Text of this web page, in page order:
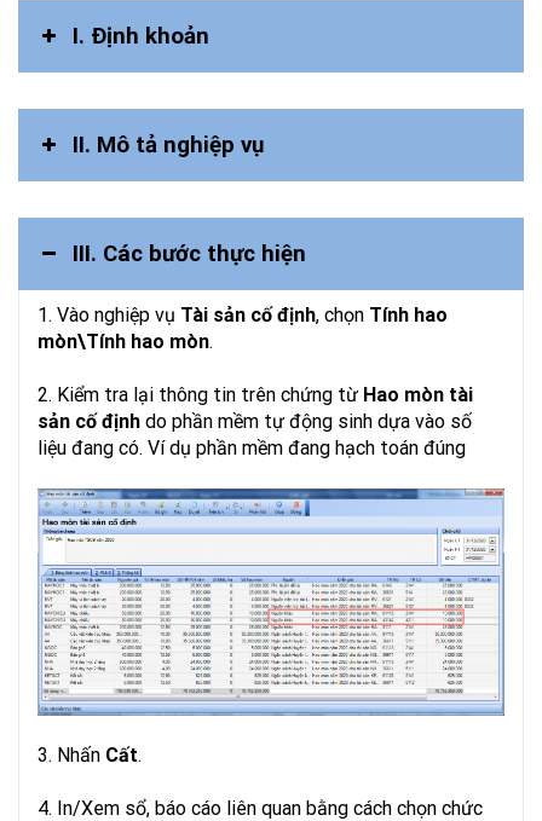
I. Ðịnh khoản
II. Mô tả nghiệp vụ
III. Các bước thực hiện
1. Vào nghiệp vụ Tài sản cố định, chọn Tính hao
mòn\Tính hao mòn.
2. Kiểm tra lại thông tin trên chứng từ Hao mòn tài
sản cố định do phần mềm tự động sinh dựa vào số
liệu đang có. Ví dụ phần mềm đang hạch toán đúng
3. Nhấn Cất.
4. In/Xem sổ, báo cáo liên quan bằng cách chọn chức